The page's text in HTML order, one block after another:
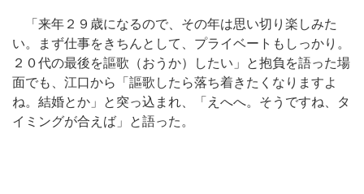
「来年２９歳になるので、その年は思い切り楽しみた
い。まず仕事をきちんとして、プライベートもしっかり。
２０代の最後を謳歌（おうか）したい」と抱負を語った場
面でも、江口から「謳歌したら落ち着きたくなりますよ
ね。結婚とか」と突っ込まれ、「えへへ。そうですね、タ
イミングが合えば」と語った。